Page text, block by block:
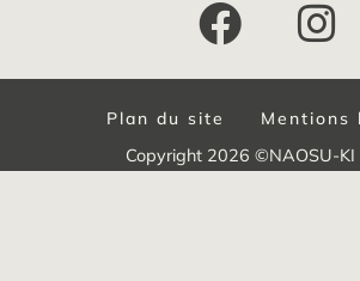
Plan du site
Mentions
Copyright 2026 ©NAOSU-KI